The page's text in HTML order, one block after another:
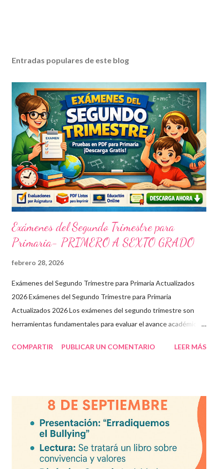
Entradas populares de este blog
Exámenes del Segundo Trimestre para
Primaria- PRIMERO A SEXTO GRADO
febrero 28, 2026
Exámenes del Segundo Trimestre para Primaria Actualizados
2026 Exámenes del Segundo Trimestre para Primaria
Actualizados 2026 Los exámenes del segundo trimestre son
herramientas fundamentales para evaluar el avance académico
descargable en PDF, diseñado para docentes que buscan
frecuentes Beneficios de utilizar estos exámenes trimestrales
Evaluaciones alineadas al programa oficial. Formato optimizado
para impresión o uso en plataformas educativas. Reactivos que
fortalecen la comprensión y el pensamiento crítico. Ideal para
formación docente y evaluación diagnóstica. Material
COMPARTIR PUBLICAR UN COMENTARIO LEER MÁS